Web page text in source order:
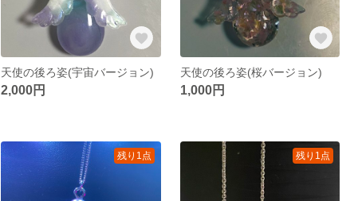
天使の後ろ姿(宇宙バージョン)
2,000円
天使の後ろ姿(桜バージョン)
1,000円
残り1点 残り1点